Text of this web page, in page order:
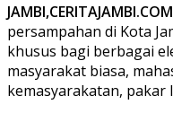
JAMBI,CERITAJAMBI.COM
persampahan di Kota
khusus bagi berbagai
masyarakat biasa,
kemasyarakatan, pakar